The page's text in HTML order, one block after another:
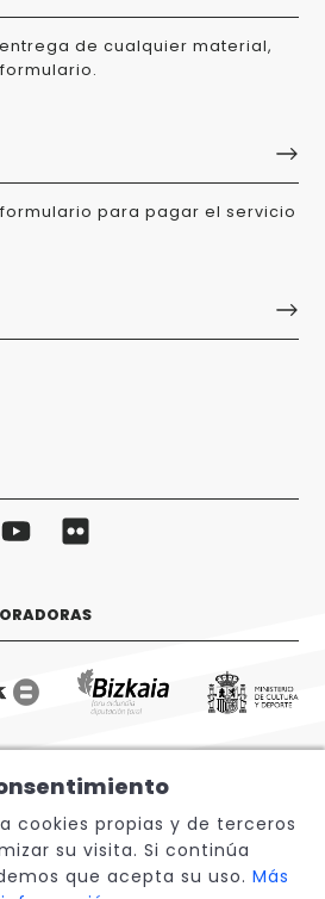
de cualquier material,
para pagar el servicio
Fundazioa
cookies propias y de terceros
su visita. Si continúa
que acepta su uso. Más